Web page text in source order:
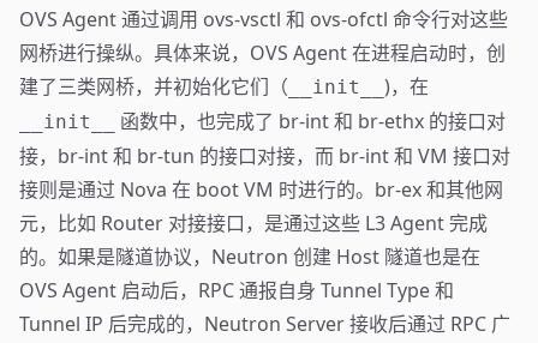
OVS Agent 通过调用 ovs-vsctl 和 ovs-ofctl 命令行对这些
网桥进行操纵。具体来说，OVS Agent 在进程启动时，创
建了三类网桥，并初始化它们（ __init__ )，在
__init__
函数中，也完成了 br-int 和 br-ethx 的接口对
接，br-int 和 br-tun 的接口对接，而 br-int 和 VM 接口对
接则是通过 Nova 在 boot VM 时进行的。br-ex 和其他网
元，比如 Router 对接接口，是通过这些 L3 Agent 完成
的。如果是隧道协议，Neutron 创建 Host 隧道也是在
OVS Agent 启动后，RPC 通报自身 Tunnel Type 和
Tunnel IP 后完成的，Neutron Server 接收后通过 RPC 广